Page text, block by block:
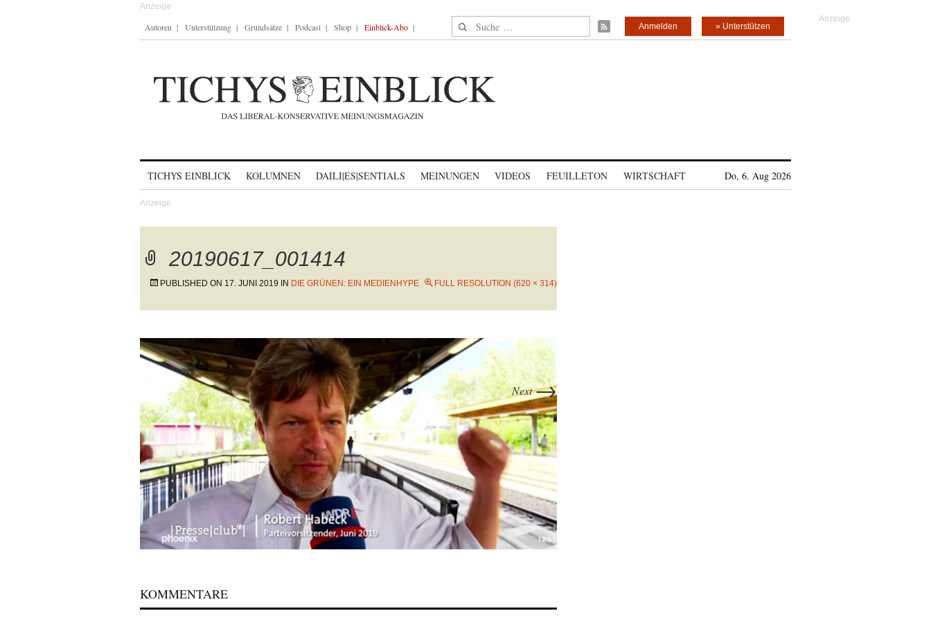
Autoren Unterstützung Grundsätze Podcast Shop Einblick-Abo Suche nach: » Unterstützen
Anmelden
TICHYS EINBLICK KOLUMNEN DAILI|ES|SENTIALS MEINUNGEN VIDEOS FEUILLETON WIRTSCHAFT Do, 6. Aug 2026
20190617_001414
PUBLISHED ON 17. JUNI 2019 IN DIE GRÜNEN: EIN MEDIENHYPE FULL RESOLUTION (620 × 314)
Next→
KOMMENTARE